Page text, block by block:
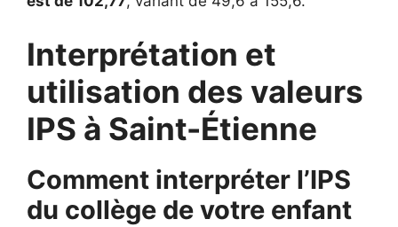
Interprétation et
utilisation des valeurs
IPS à Saint-Étienne
Comment interpréter l’IPS
du collège de votre enfant